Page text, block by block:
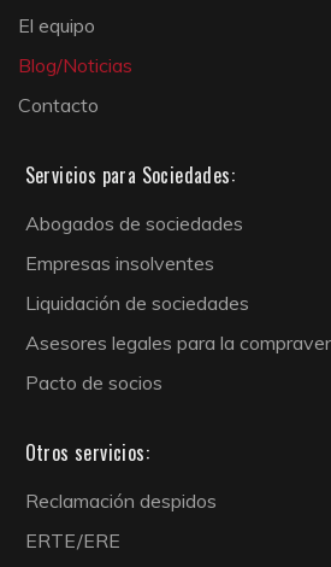
El equipo
Blog/Noticias
Contacto
Servicios para Sociedades:
Abogados de sociedades
Empresas insolventes
Liquidación de sociedades
Asesores legales para la
Pacto de socios
Otros servicios:
Reclamación despidos
ERTE/ERE